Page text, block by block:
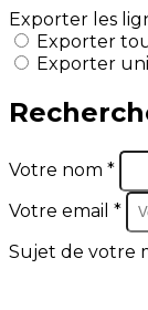
Exporter les
Exporter
Exporter
Votre nom *
Votre email *
Sujet de votre